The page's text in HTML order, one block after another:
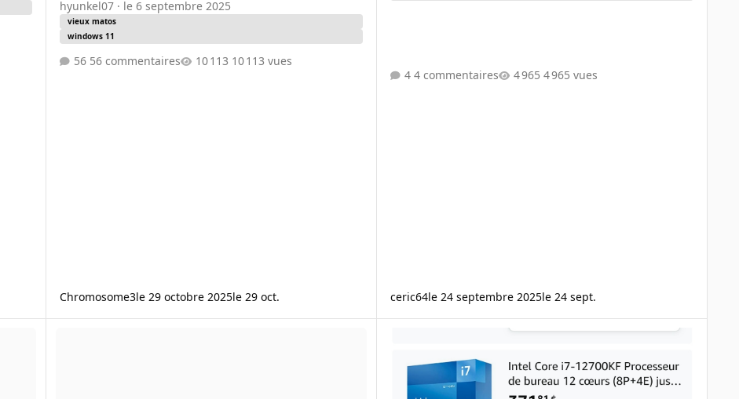
hyunkel07· le 6 septembre 2025
vieux matos
windows 11
56 commentaires 10 113 vues
Chromosome3le 29 octobre 2025le 29 oct.
4 commentaires 4 965 vues
ceric64le 24 septembre 2025le 24 sept.
Update Configuration (Suite Adobe + 3ds max)